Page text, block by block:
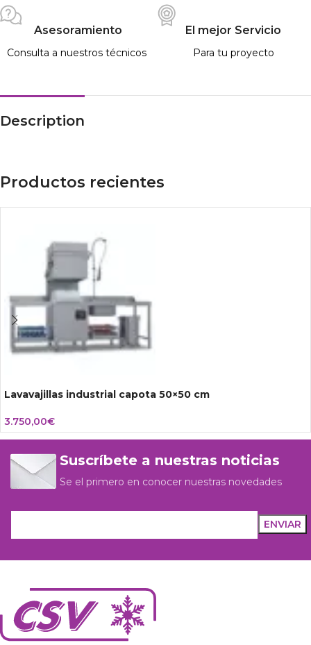
Asesoramiento
Consulta a nuestros técnicos
El mejor Servicio
Para tu proyecto
Description
Productos recientes
Lavavajillas industrial capota 50×50 cm
3.750,00€
Suscríbete a nuestras noticias
Se el primero en conocer nuestras novedades